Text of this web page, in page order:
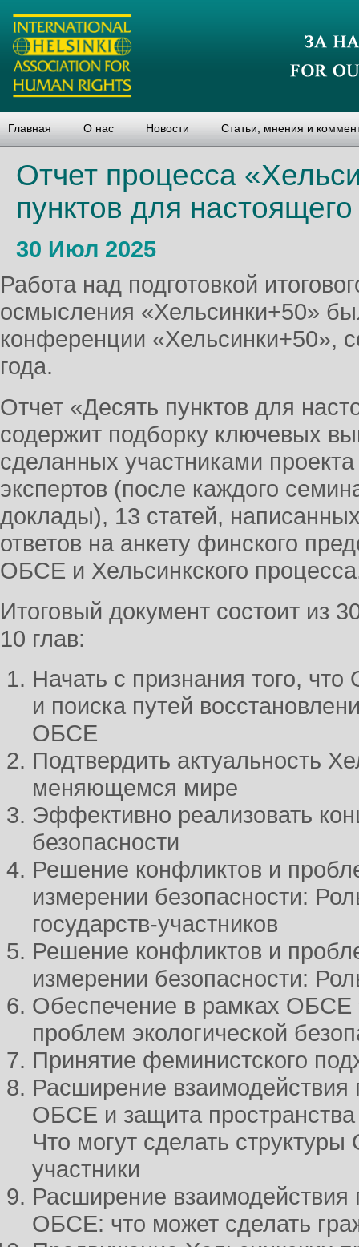
Главная О нас Новости Статьи, мнения и
Отчет процесса
пунктов для
30 Июл 2025
Работа над подготовкой
осмысления «Хельсинки+50»
конференции «Хельсинки+50»,
года.
Отчет «Десять пунктов для
содержит подборку ключевых
сделанных участниками
экспертов (после каждого
доклады), 13 статей,
ответов на анкету финского
ОБСЕ и Хельсинкского
Итоговый документ состоит из
10 глав:
Начать с признания того,
и поиска путей
ОБСЕ
Подтвердить актуальность
меняющемся мире
Эффективно реализовать
безопасности
Решение конфликтов и
измерении безопасности:
государств-участников
Решение конфликтов и
измерении безопасности:
Обеспечение в рамках ОБСЕ
проблем экологической
Принятие феминистского
Расширение взаимодействия
ОБСЕ и защита
Что могут сделать
участники
Расширение взаимодействия
ОБСЕ: что может сделать